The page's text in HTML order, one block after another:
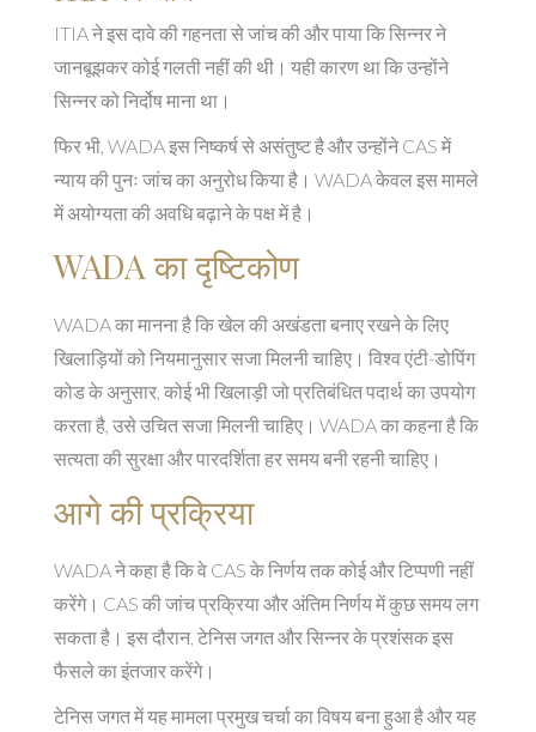
ITIA ने इस दावे की गहनता से जांच की और पाया कि सिन्नर ने
जानबूझकर कोई गलती नहीं की थी। यही कारण था कि उन्होंने
सिन्नर को निर्दोष माना था।
फिर भी, WADA इस निष्कर्ष से असंतुष्ट है और उन्होंने CAS में
न्याय की पुनः जांच का अनुरोध किया है। WADA केवल इस मामले
में अयोग्यता की अवधि बढ़ाने के पक्ष में है।
WADA का दृष्टिकोण
WADA का मानना है कि खेल की अखंडता बनाए रखने के लिए
खिलाड़ियों को नियमानुसार सजा मिलनी चाहिए। विश्व एंटी-डोपिंग
कोड के अनुसार, कोई भी खिलाड़ी जो प्रतिबंधित पदार्थ का उपयोग
करता है, उसे उचित सजा मिलनी चाहिए। WADA का कहना है कि
सत्यता की सुरक्षा और पारदर्शिता हर समय बनी रहनी चाहिए।
आगे की प्रक्रिया
WADA ने कहा है कि वे CAS के निर्णय तक कोई और टिप्पणी नहीं
करेंगे। CAS की जांच प्रक्रिया और अंतिम निर्णय में कुछ समय लग
सकता है। इस दौरान, टेनिस जगत और सिन्नर के प्रशंसक इस
फैसले का इंतजार करेंगे।
टेनिस जगत में यह मामला प्रमुख चर्चा का विषय बना हुआ है और यह